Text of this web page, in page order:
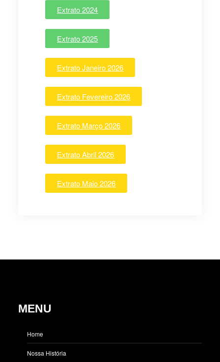
Extrato 2024
Extrato 2025
Extrato Janeiro 2026
Extrato Fevereiro 2026
Extrato Março 2026
Extrato Abril 2026
Extrato Maio 2026
MENU
Home
Nossa História